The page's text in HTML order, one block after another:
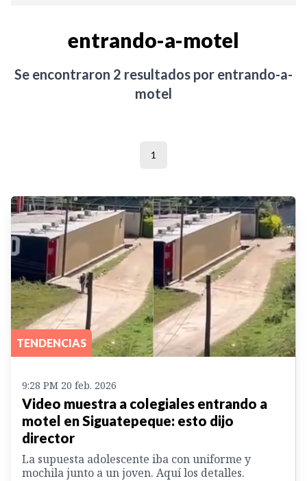
entrando-a-motel
Se encontraron 2 resultados por entrando-a-
motel
1
TENDENCIAS
9:28 PM 20 feb. 2026
Video muestra a colegiales entrando a
motel en Siguatepeque: esto dijo
director
La supuesta adolescente iba con uniforme y
mochila junto a un joven. Aquí los detalles.